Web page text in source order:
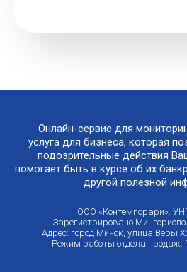
Онлайн-сервис для
услуга для бизнеса, которая
подозрительные действия
помогает быть в курсе об их
другой полезной
ООО «Контемпорари».
Зарегистрировано
Адрес: город Минск, улица Веры
Режим работы отдела продаж: